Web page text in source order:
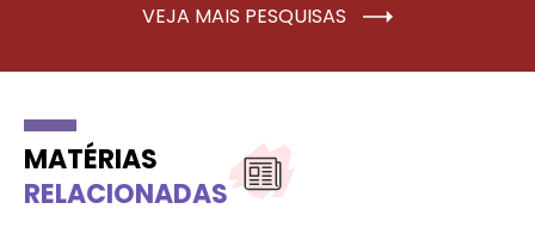
VEJA MAIS PESQUISAS
MATÉRIAS
RELACIONADAS